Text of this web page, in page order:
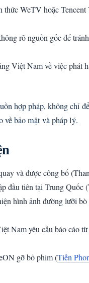
thức WeTV hoặc
rõ nguồn gốc để
Việt Nam về việc phát
hợp pháp, không chỉ
về bảo mật và pháp lý.
và được công bố
đầu tiên tại Trung Quốc
hình ảnh đường lưỡi
Nam yêu cầu báo cáo
gỡ bỏ phim (Tiền